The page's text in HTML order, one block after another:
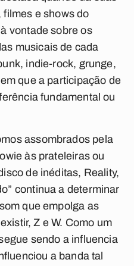
e shows do
vontade sobre os
musicais de cada
indie-rock, grunge,
que a participação de
fundamental ou
assombrados pela
às prateleiras ou
de inéditas, Reality,
continua a determinar
que empolga as
Z e W. Como um
sendo a influencia
a banda tal